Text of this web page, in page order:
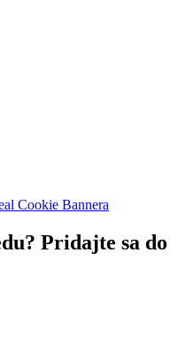
Cookie Bannera
Pridajte sa do